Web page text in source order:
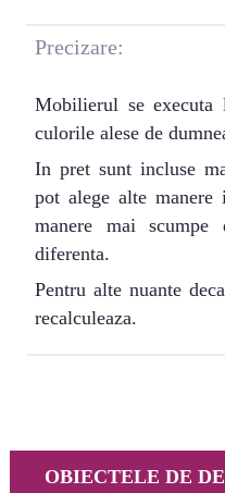
Precizare:
Mobilierul se executa
culorile alese de
In pret sunt incluse
pot alege alte
manere mai
diferenta.
Pentru alte nuante
recalculeaza.
OBIECTELE DE